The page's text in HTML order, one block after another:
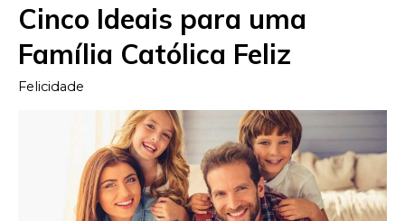
Cinco Ideais para uma
Família Católica Feliz
Felicidade